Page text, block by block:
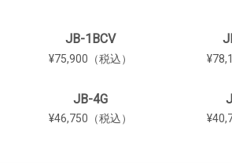
JB-1BCV
¥75,900（税込）
JB-4G
¥46,750（税込）